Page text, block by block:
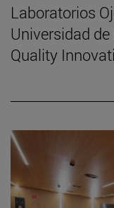
Laboratorios
Universidad
Quality